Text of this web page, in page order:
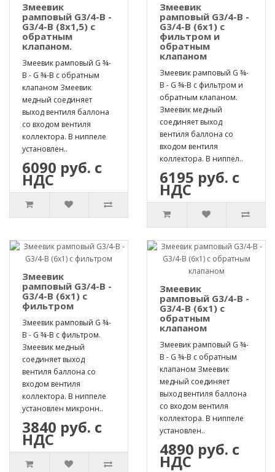
Змеевик
рамповый G3/4-B -
G3/4-B (8х1,5) с
обратным
клапаном.
Змеевик рамповый G ¾-
B - G ¾-B с обратным
клапаном Змеевик
медный соединяет
выход вентиля баллона
со входом вентиля
коллектора. В ниппеле
установлен..
6090 руб. с
НДС
Змеевик
рамповый G3/4-B -
G3/4-B (6х1) с
фильтром и
обратным
клапаном
Змеевик рамповый G ¾-
B - G ¾-B с фильтром и
обратным клапаном.
Змеевик медный
соединяет выход
вентиля баллона со
входом вентиля
коллектора. В ниппел..
6195 руб. с
НДС
Змеевик
рамповый G3/4-B -
G3/4-B (6х1) с
фильтром
Змеевик рамповый G ¾-
B - G ¾-B с фильтром.
Змеевик медный
соединяет выход
вентиля баллона со
входом вентиля
коллектора. В ниппеле
установлен микронн..
3840 руб. с
НДС
Змеевик
рамповый G3/4-B -
G3/4-B (6х1) с
обратным
клапаном
Змеевик рамповый G ¾-
B - G ¾-B с обратным
клапаном Змеевик
медный соединяет
выход вентиля баллона
со входом вентиля
коллектора. В ниппеле
установлен..
4890 руб. с
НДС